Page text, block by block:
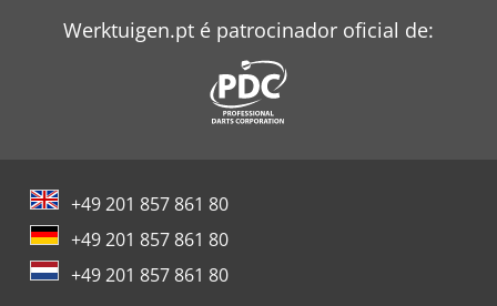
Werktuigen.pt é patrocinador oficial de:
+49 201 857 861 80
+49 201 857 861 80
+49 201 857 861 80